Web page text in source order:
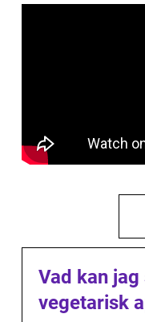
Vad kan
vegetarisk